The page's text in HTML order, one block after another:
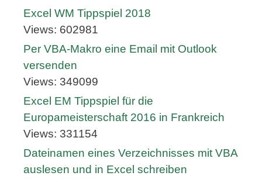
Excel WM Tippspiel 2018
Views: 602981
Per VBA-Makro eine Email mit Outlook
versenden
Views: 349099
Excel EM Tippspiel für die
Europameisterschaft 2016 in Frankreich
Views: 331154
Dateinamen eines Verzeichnisses mit VBA
auslesen und in Excel schreiben